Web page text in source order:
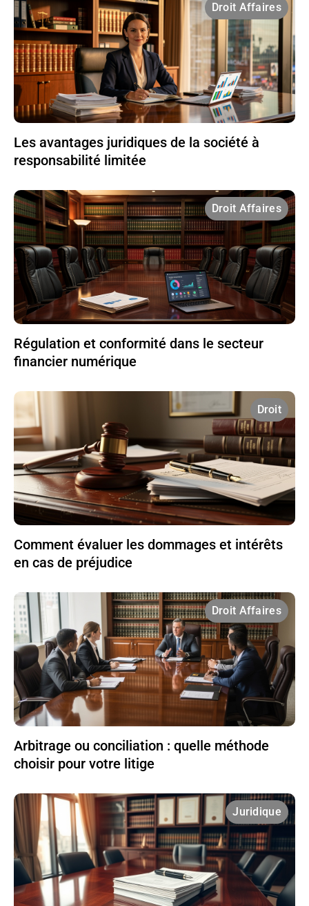
Droit Affaires
Les avantages juridiques de la société à
responsabilité limitée
Droit Affaires
Régulation et conformité dans le secteur
financier numérique
Droit
Comment évaluer les dommages et intérêts
en cas de préjudice
Droit Affaires
Arbitrage ou conciliation : quelle méthode
choisir pour votre litige
Juridique